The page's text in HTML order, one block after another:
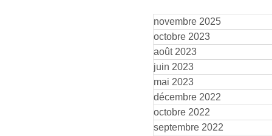
novembre 2025
octobre 2023
août 2023
juin 2023
mai 2023
décembre 2022
octobre 2022
septembre 2022